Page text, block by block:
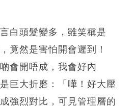
白頭髮變多，雖笑稱是
竟然是害怕開會遲到！
會開唔成，我會好內
巨大折磨：「嘩！好大壓
強烈對比，可見管理層的